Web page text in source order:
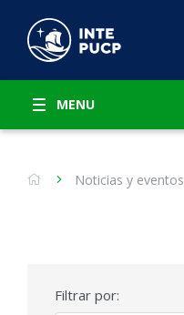
MENU
Noticias y eventos
Filtrar por: